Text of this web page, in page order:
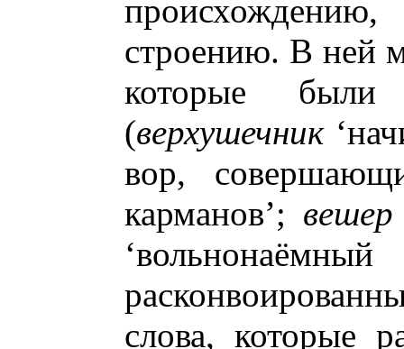
происхождению,
строению. В ней
которые
(верхушечник
вор,
карманов’; вешер
слова, которые